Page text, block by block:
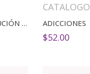
ABASTECIMIENTO Y DISTRIBUCIÓN DE AGUA
CATALOGO
ADICCIONES
$52.00